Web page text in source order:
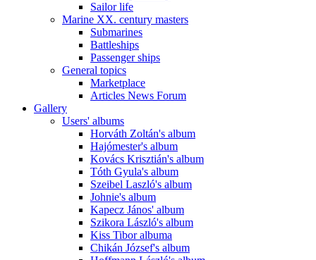
Sailor life
Marine XX. century masters
Submarines
Battleships
Passenger ships
General topics
Marketplace
Articles News Forum
Gallery
Users' albums
Horváth Zoltán's album
Hajómester's album
Kovács Krisztián's album
Tóth Gyula's album
Szeibel Laszló's album
Johnie's album
Kapecz János' album
Szikora László's album
Kiss Tibor albuma
Chikán József's album